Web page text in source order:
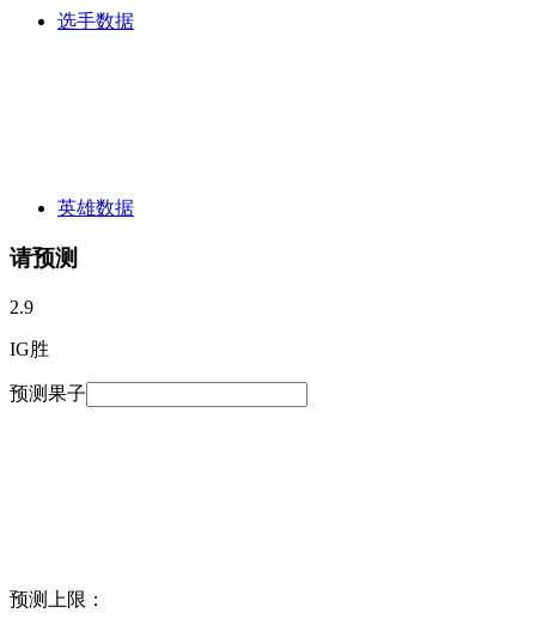
选手数据
英雄数据
请预测
2.9
IG胜
预测果子
预测上限：